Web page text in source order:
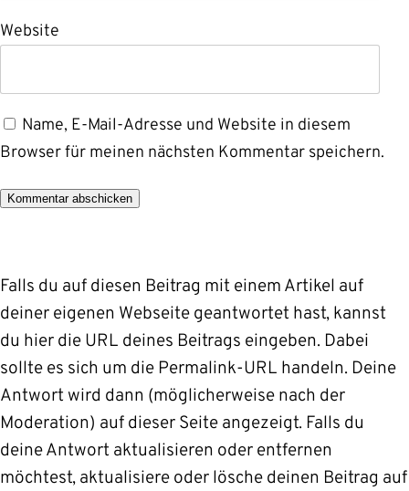
Website
Name, E-Mail-Adresse und Website in diesem
Browser für meinen nächsten Kommentar speichern.
Falls du auf diesen Beitrag mit einem Artikel auf
deiner eigenen Webseite geantwortet hast, kannst
du hier die URL deines Beitrags eingeben. Dabei
sollte es sich um die Permalink-URL handeln. Deine
Antwort wird dann (möglicherweise nach der
Moderation) auf dieser Seite angezeigt. Falls du
deine Antwort aktualisieren oder entfernen
möchtest, aktualisiere oder lösche deinen Beitrag auf